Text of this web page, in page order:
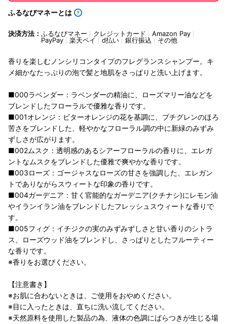
ふるなびマネーとは
決済方法： ふるなびマネー クレジットカード
Amazon Pay
PayPay
楽天ペイ d払い 銀行振込 その他
香りを楽しむノンシリコンタイプのフレグランスシャンプー。キ
メ細かなたっぷりの泡で髪と地肌をさっぱりと洗い上げます。
■000ラベンダー：ラベンダーの精油に、ローズマリー油などを
ブレンドしたフローラルで優雅な香りです。
■001オレンジ：ビターオレンジの花を基調に、プチグレンのほろ
苦さをブレンドした、軽やかなフローラル調の中に新緑のみずみ
ずしさが広がります。
■002ムスク：透明感のあるシアーフローラルの香りに、エレガ
ントなムスクをブレンドした優雅で爽やかな香りです。
■003ローズ：ゴージャスなローズの甘さを強調した、エレガン
トでありながらスウィートな印象の香りです。
■004ガーデニア：甘く官能的なガーデニア(クチナシ)にレモン油
やイランイラン油をブレンドしたフレッシュスウィートな香りで
す。
■005フィグ：イチジクの実のみずみずしさと甘い香りのシトラ
ス、ローズウッド油をブレンドし、さっぱりとしたフルーティー
な香りです。
※香りをお選びください。
【注意書き】
※お肌に合わないときは、ご使用をおやめください。
※目に入ったときは、直ちに洗い流してください。
※天然原料を使用した製品の為、液体の色調にばらつきが生じる場